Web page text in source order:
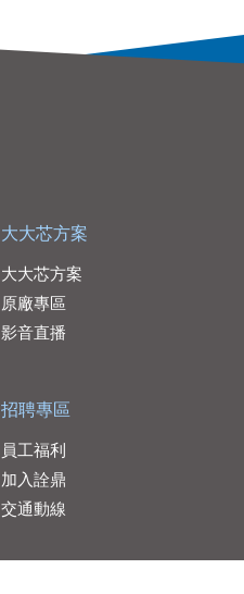
大大芯方案
大大芯方案
原廠專區
影音直播
招聘專區
員工福利
加入詮鼎
交通動線